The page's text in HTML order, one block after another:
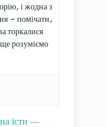
і жодна з
— помічати,
торкалися
розуміємо
їсти —